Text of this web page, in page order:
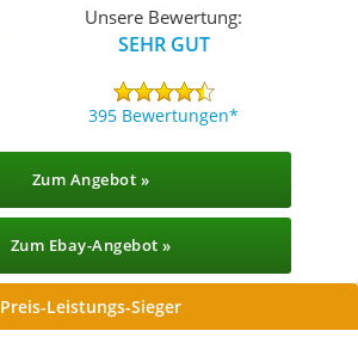
Unsere Bewertung:
SEHR GUT
395 Bewertungen
Zum Angebot »
Zum Ebay-Angebot »
Preis-Leistungs-Sieger